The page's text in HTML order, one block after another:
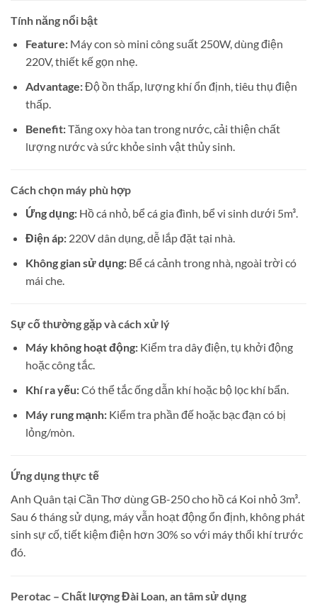
Tính năng nổi bật
Feature:Máy con sò mini công suất 250W, dùng điện
220V, thiết kế gọn nhẹ.
Advantage:Độ ồn thấp, lượng khí ổn định, tiêu thụ điện
thấp.
Benefit:Tăng oxy hòa tan trong nước, cải thiện chất
lượng nước và sức khỏe sinh vật thủy sinh.
Cách chọn máy phù hợp
Ứng dụng:Hồ cá nhỏ, bể cá gia đình, bể vi sinh dưới 5m³.
Điện áp:220V dân dụng, dễ lắp đặt tại nhà.
Không gian sử dụng:Bể cá cảnh trong nhà, ngoài trời có
mái che.
Sự cố thường gặp và cách xử lý
Máy không hoạt động:Kiểm tra dây điện, tụ khởi động
hoặc công tắc.
Khí ra yếu:Có thể tắc ống dẫn khí hoặc bộ lọc khí bẩn.
Máy rung mạnh:Kiểm tra phần đế hoặc bạc đạn có bị
lỏng/mòn.
Ứng dụng thực tế
Anh Quân tại Cần Thơ dùng GB-250 cho hồ cá Koi nhỏ 3m³.
Sau 6 tháng sử dụng, máy vẫn hoạt động ổn định, không phát
sinh sự cố, tiết kiệm điện hơn 30% so với máy thổi khí trước
đó.
Perotac – Chất lượng Đài Loan, an tâm sử dụng